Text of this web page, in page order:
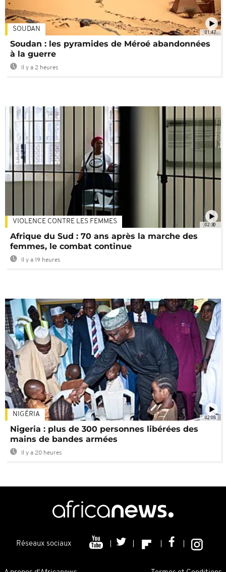
01:47
SOUDAN
Soudan : les pyramides de Méroé abandonnées
à la guerre
Il y a 2 heures
02:30
VIOLENCE CONTRE LES FEMMES
Afrique du Sud : 70 ans après la marche des
femmes, le combat continue
Il y a 19 heures
02:08
NIGÉRIA
Nigeria : plus de 300 personnes libérées des
mains de bandes armées
Il y a 20 heures
Réseaux sociaux